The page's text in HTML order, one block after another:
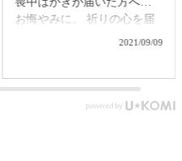
お悔やみに。 祈りの心を届
ける贈り物で、故人をしの
らべ 桜/一葉/紅梅/椿（甘・
優）5本入（桐箱） ▼メモリ
2021/09/09